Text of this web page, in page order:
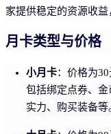
家提供稳定的资源收益
月卡类型与价格
小月卡：价格为
包括绑定点券、
实力、购买装备等